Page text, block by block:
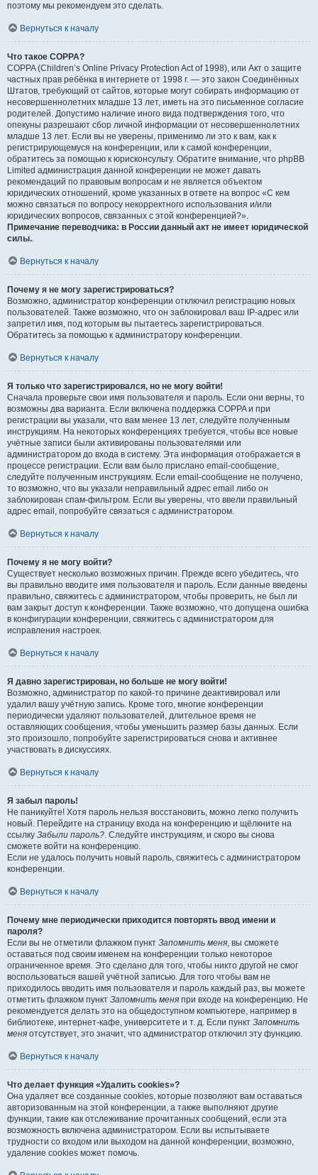
поэтому мы рекомендуем это сделать.
Вернуться к началу
Что такое COPPA?
COPPA (Children’s Online Privacy Protection Act of 1998), или Акт о защите
частных прав ребёнка в интернете от 1998 г. — это закон Соединённых
Штатов, требующий от сайтов, которые могут собирать информацию от
несовершеннолетних младше 13 лет, иметь на это письменное согласие
родителей. Допустимо наличие иного вида подтверждения того, что
опекуны разрешают сбор личной информации от несовершеннолетних
младше 13 лет. Если вы не уверены, применимо ли это к вам, как к
регистрирующемуся на конференции, или к самой конференции,
обратитесь за помощью к юрисконсульту. Обратите внимание, что phpBB
Limited администрация данной конференции не может давать
рекомендаций по правовым вопросам и не является объектом
юридических отношений, кроме указанных в ответе на вопрос «С кем
можно связаться по вопросу некорректного использования и/или
юридических вопросов, связанных с этой конференцией?».
Примечание переводчика: в России данный акт не имеет юридической
силы..
Вернуться к началу
Почему я не могу зарегистрироваться?
Возможно, администратор конференции отключил регистрацию новых
пользователей. Также возможно, что он заблокировал ваш IP-адрес или
запретил имя, под которым вы пытаетесь зарегистрироваться.
Обратитесь за помощью к администратору конференции.
Вернуться к началу
Я только что зарегистрировался, но не могу войти!
Сначала проверьте свои имя пользователя и пароль. Если они верны, то
возможны два варианта. Если включена поддержка COPPA и при
регистрации вы указали, что вам менее 13 лет, следуйте полученным
инструкциям. На некоторых конференциях требуется, чтобы все новые
учётные записи были активированы пользователями или
администратором до входа в систему. Эта информация отображается в
процессе регистрации. Если вам было прислано email-сообщение,
следуйте полученным инструкциям. Если email-сообщение не получено,
то возможно, что вы указали неправильный адрес email либо он
заблокирован спам-фильтром. Если вы уверены, что ввели правильный
адрес email, попробуйте связаться с администратором.
Вернуться к началу
Почему я не могу войти?
Существует несколько возможных причин. Прежде всего убедитесь, что
вы правильно вводите имя пользователя и пароль. Если данные введены
правильно, свяжитесь с администратором, чтобы проверить, не был ли
вам закрыт доступ к конференции. Также возможно, что допущена ошибка
в конфигурации конференции, свяжитесь с администратором для
исправления настроек.
Вернуться к началу
Я давно зарегистрирован, но больше не могу войти!
Возможно, администратор по какой-то причине деактивировал или
удалил вашу учётную запись. Кроме того, многие конференции
периодически удаляют пользователей, длительное время не
оставляющих сообщения, чтобы уменьшить размер базы данных. Если
это произошло, попробуйте зарегистрироваться снова и активнее
участвовать в дискуссиях.
Вернуться к началу
Я забыл пароль!
Не паникуйте! Хотя пароль нельзя восстановить, можно легко получить
новый. Перейдите на страницу входа на конференцию и щёлкните на
ссылку Забыли пароль?. Следуйте инструкциям, и скоро вы снова
сможете войти на конференцию.
Если не удалось получить новый пароль, свяжитесь с администратором
конференции.
Вернуться к началу
Почему мне периодически приходится повторять ввод имени и
пароля?
Если вы не отметили флажком пункт Запомнить меня, вы сможете
оставаться под своим именем на конференции только некоторое
ограниченное время. Это сделано для того, чтобы никто другой не смог
воспользоваться вашей учётной записью. Для того чтобы вам не
приходилось вводить имя пользователя и пароль каждый раз, вы можете
отметить флажком пункт Запомнить меня при входе на конференцию. Не
рекомендуется делать это на общедоступном компьютере, например в
библиотеке, интернет-кафе, университете и т. д. Если пункт Запомнить
меня отсутствует, это значит, что администратор отключил эту функцию.
Вернуться к началу
Что делает функция «Удалить cookies»?
Она удаляет все созданные cookies, которые позволяют вам оставаться
авторизованным на этой конференции, а также выполняют другие
функции, такие как отслеживание прочитанных сообщений, если эта
возможность включена администратором. Если вы испытываете
трудности со входом или выходом на данной конференции, возможно,
удаление cookies может помочь.